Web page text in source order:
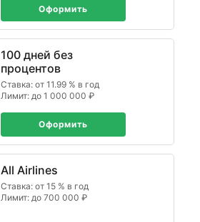
Оформить
100 дней без
процентов
Ставка: от 11.99 % в год
Лимит: до 1 000 000 ₽
Оформить
All Airlines
Ставка: от 15 % в год
Лимит: до 700 000 ₽